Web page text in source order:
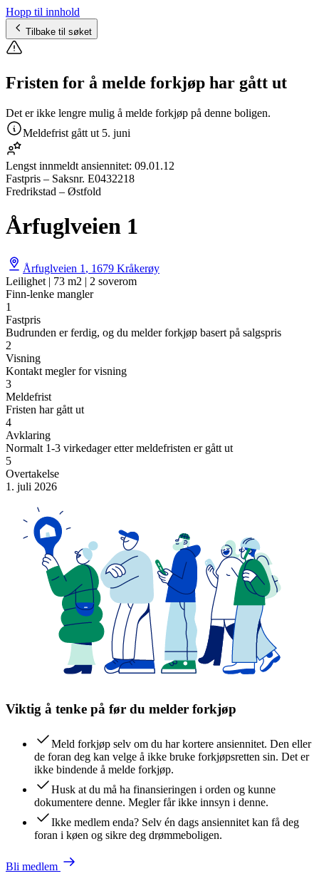
Hopp til innhold
Tilbake til søket
Fristen for å melde forkjøp har gått ut
Det er ikke lengre mulig å melde forkjøp på denne boligen.
Meldefrist gått ut 5. juni
Lengst innmeldt ansiennitet: 09.01.12
Fastpris – Saksnr. E0432218
Fredrikstad – Østfold
Årfuglveien 1
Årfuglveien 1 , 1679 Kråkerøy
Leilighet | 73 m2 | 2 soverom
Finn-lenke mangler
1
Fastpris
Budrunden er ferdig, og du melder forkjøp basert på salgspris
2
Visning
Kontakt megler for visning
3
Meldefrist
Fristen har gått ut
4
Avklaring
Normalt 1-3 virkedager etter meldefristen er gått ut
5
Overtakelse
1. juli 2026
Viktig å tenke på før du melder forkjøp
Meld forkjøp selv om du har kortere ansiennitet. Den eller
de foran deg kan velge å ikke bruke forkjøpsretten sin. Det er
ikke bindende å melde forkjøp.
Husk at du må ha finansieringen i orden og kunne
dokumentere denne. Megler får ikke innsyn i denne.
Ikke medlem enda? Selv én dags ansiennitet kan få deg
foran i køen og sikre deg drømmeboligen.
Bli medlem